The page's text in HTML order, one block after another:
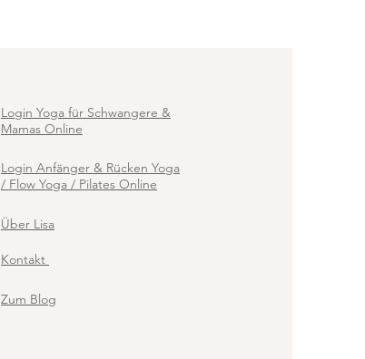
Login Yoga für Schwangere &
Mamas Online
Login Anfänger & Rücken Yoga
/ Flow Yoga / Pilates Online
Über Lisa
Kontakt
Zum Blog